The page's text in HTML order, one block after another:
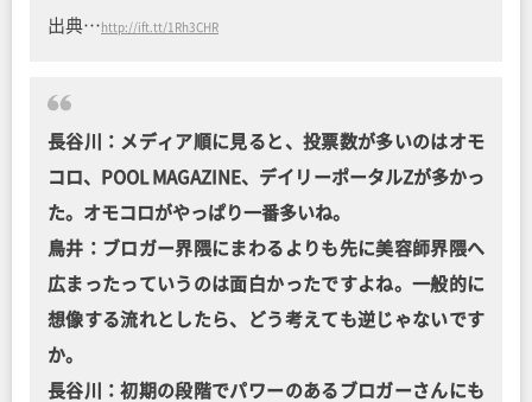
出典… http://ift.tt/1Rh3CHR
長谷川：メディア順に見ると、投票数が多いのはオモ
コロ、POOL MAGAZINE、デイリーポータルZが多かっ
た。オモコロがやっぱり一番多いね。
鳥井：ブロガー界隈にまわるよりも先に美容師界隈へ
広まったっていうのは面白かったですよね。一般的に
想像する流れとしたら、どう考えても逆じゃないです
か。
長谷川：初期の段階でパワーのあるブロガーさんにも